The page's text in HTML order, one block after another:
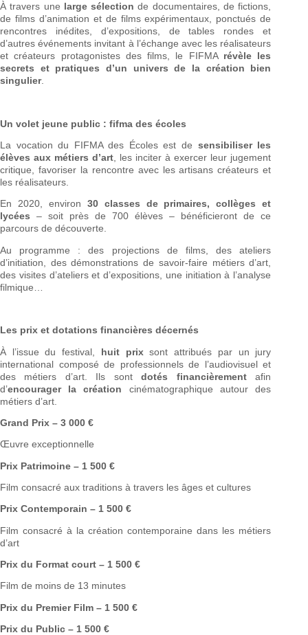
À travers une large sélectionde documentaires, de fictions,
de films d’animation et de films expérimentaux, ponctués de
rencontres inédites, d’expositions, de tables rondes et
d’autres événements invitant à l’échange avec les réalisateurs
et créateurs protagonistes des films, le FIFMA révèle les
secrets et pratiques d’un univers de la création bien
singulier.
Un volet jeune public : fifma des écoles
La vocation du FIFMA des Écoles est de sensibiliser les
élèves aux métiers d’art , les inciter à exercer leur jugement
critique, favoriser la rencontre avec les artisans créateurs et
les réalisateurs.
En 2020, environ 30 classes de primaires, collèges et
lycées– soit près de 700 élèves – bénéficieront de ce
parcours de découverte.
Au programme : des projections de films, des ateliers
d’initiation, des démonstrations de savoir-faire métiers d’art,
des visites d’ateliers et d’expositions, une initiation à l’analyse
filmique…
Les prix et dotations financières décernés
À l’issue du festival, huit prixsont attribués par un jury
international composé de professionnels de l’audiovisuel et
des métiers d’art. Ils sontdotés financièrementafin
d’encourager la création cinématographique autour des
métiers d’art.
Grand Prix – 3 000 €
Œuvre exceptionnelle
Prix Patrimoine – 1 500 €
Film consacré aux traditions à travers les âges et cultures
Prix Contemporain – 1 500 €
Film consacré à la création contemporaine dans les métiers
d’art
Prix du Format court – 1 500 €
Film de moins de 13 minutes
Prix du Premier Film – 1 500 €
Prix du Public – 1 500 €